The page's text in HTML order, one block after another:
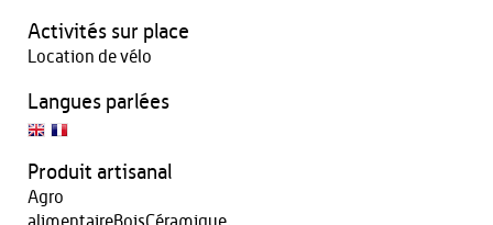
Activités sur place
Location de vélo
Langues parlées
Produit artisanal
Agro